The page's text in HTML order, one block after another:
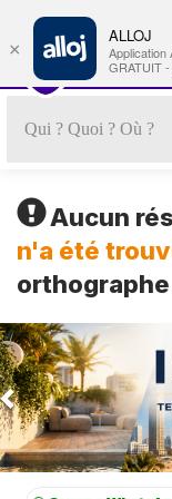
Aucun
n'a été
Previous
×
ALLOJ
Application
GRATUIT